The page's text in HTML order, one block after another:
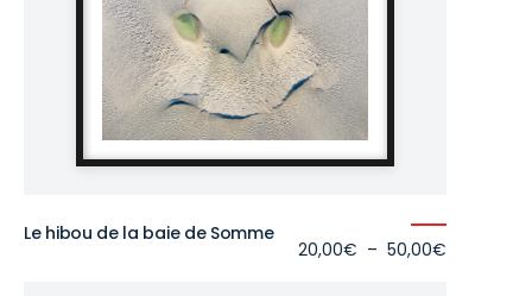
Le hibou de la baie de Somme
20,00€ – 50,00€Plage